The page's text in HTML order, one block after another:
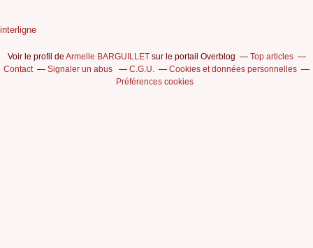
interligne
Voir le profil de Armelle BARGUILLETsur le portail Overblog
Top articles
Contact
Signaler un abus C.G.U.
Cookies et données personnelles
Préférences cookies